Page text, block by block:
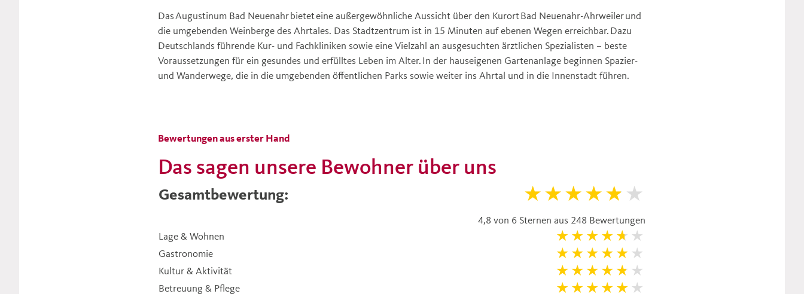
Das Augustinum Bad Neuenahr bietet eine außergewöhnliche Aussicht über den Kurort Bad Neuenahr-Ahrweiler und
die umgebenden Weinberge des Ahrtales. Das Stadtzentrum ist in 15 Minuten auf ebenen Wegen erreichbar. Dazu
Deutschlands führende Kur- und Fachkliniken sowie eine Vielzahl an ausgesuchten ärztlichen Spezialisten – beste
Voraussetzungen für ein gesundes und erfülltes Leben im Alter. In der hauseigenen Gartenanlage beginnen Spazier-
und Wanderwege, die in die umgebenden öffentlichen Parks sowie weiter ins Ahrtal und in die Innenstadt führen.
Bewertungen aus erster Hand
Das sagen unsere Bewohner über uns
Gesamtbewertung:
4,8 von 6 Sternen aus 248 Bewertungen
Lage & Wohnen
Gastronomie
Kultur & Aktivität
Betreuung & Pflege